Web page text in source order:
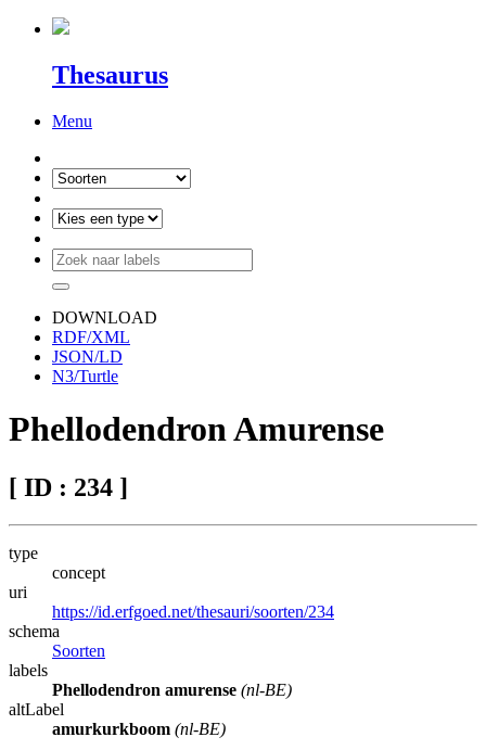
Thesaurus
Menu
DOWNLOAD
RDF/XML
JSON/LD
N3/Turtle
Phellodendron Amurense
[ ID : 234 ]
type
concept
uri
https://id.erfgoed.net/thesauri/soorten/234
schema
Soorten
labels
Phellodendron amurense (nl-BE)
altLabel
amurkurkboom (nl-BE)